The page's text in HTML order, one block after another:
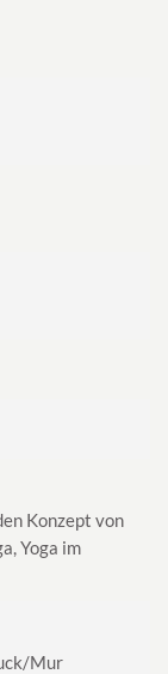
Konzept von
Yoga im
Mur